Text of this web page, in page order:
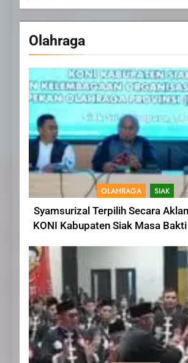
Olahraga
OLAHRAGA SIAK
Syamsurizal Terpilih Secara
KONI Kabupaten Siak Masa